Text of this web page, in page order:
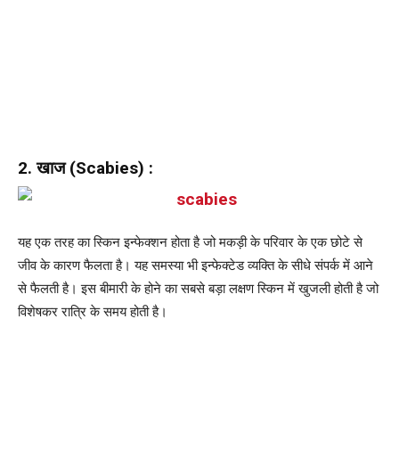
2. खाज (Scabies) :
यह एक तरह का स्किन इन्फेक्शन होता है जो मकड़ी के परिवार के एक छोटे से
जीव के कारण फैलता है। यह समस्या भी इन्फेक्टेड व्यक्ति के सीधे संपर्क में आने
से फैलती है। इस बीमारी के होने का सबसे बड़ा लक्षण स्किन में खुजली होती है जो
विशेषकर रात्रि के समय होती है।